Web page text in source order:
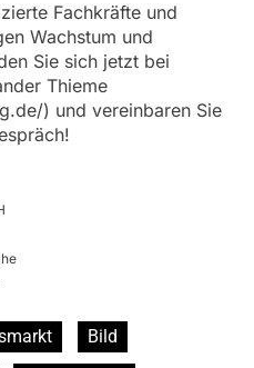
Fachkräfte und
Wachstum und
Sie sich jetzt bei
Thieme
) und vereinbaren Sie
Bild